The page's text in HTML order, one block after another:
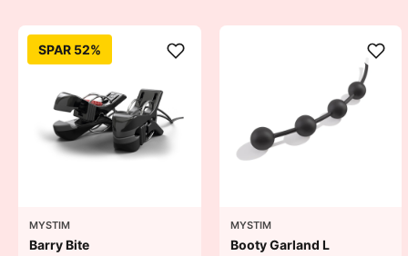
SPAR 52%
MYSTIM
Barry Bite
MYSTIM
Booty Garland L